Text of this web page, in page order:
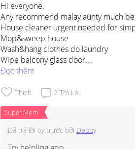
Hi everyone.
Any recommend malay aunty much
House cleaner urgent needed for
Mop&sweep house
Wash&hang clothes do laundry
Wipe balcony glass door.
No need iron clothes or do cooking.
Đọc thêm
Thích 2 Trả Lời
Super Mom
Đã trả lời 6y trước bởi Debby